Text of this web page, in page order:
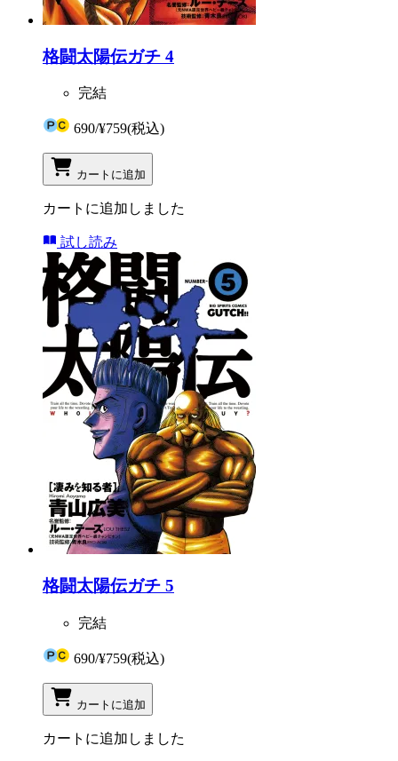
格闘太陽伝ガチ 4
完結
690/¥759(税込)
カートに追加
カートに追加しました
試し読み
格闘太陽伝ガチ 5
完結
690/¥759(税込)
カートに追加
カートに追加しました